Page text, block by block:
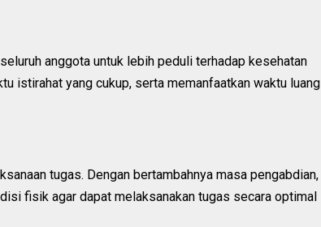
anggota untuk lebih peduli terhadap kesehatan
istirahat yang cukup, serta memanfaatkan waktu luang
tugas. Dengan bertambahnya masa pengabdian,
fisik agar dapat melaksanakan tugas secara optimal